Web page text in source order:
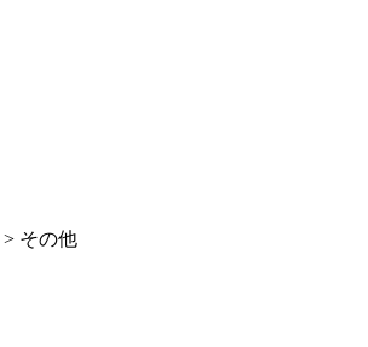
> その他